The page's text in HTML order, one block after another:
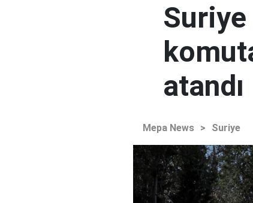
atandı
Mepa News > Suriye